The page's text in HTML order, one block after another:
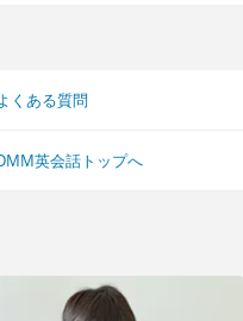
くある質問
英会話トップへ